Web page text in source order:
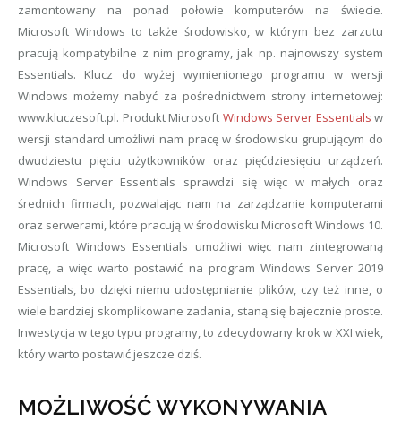
zamontowany na ponad połowie komputerów na świecie.
Microsoft Windows to także środowisko, w którym bez zarzutu
pracują kompatybilne z nim programy, jak np. najnowszy system
Essentials. Klucz do wyżej wymienionego programu w wersji
Windows możemy nabyć za pośrednictwem strony internetowej:
www.kluczesoft.pl. Produkt Microsoft Windows Server Essentials w
wersji standard umożliwi nam pracę w środowisku grupującym do
dwudziestu pięciu użytkowników oraz pięćdziesięciu urządzeń.
Windows Server Essentials sprawdzi się więc w małych oraz
średnich firmach, pozwalając nam na zarządzanie komputerami
oraz serwerami, które pracują w środowisku Microsoft Windows 10.
Microsoft Windows Essentials umożliwi więc nam zintegrowaną
pracę, a więc warto postawić na program Windows Server 2019
Essentials, bo dzięki niemu udostępnianie plików, czy też inne, o
wiele bardziej skomplikowane zadania, staną się bajecznie proste.
Inwestycja w tego typu programy, to zdecydowany krok w XXI wiek,
który warto postawić jeszcze dziś.
MOŻLIWOŚĆ WYKONYWANIA